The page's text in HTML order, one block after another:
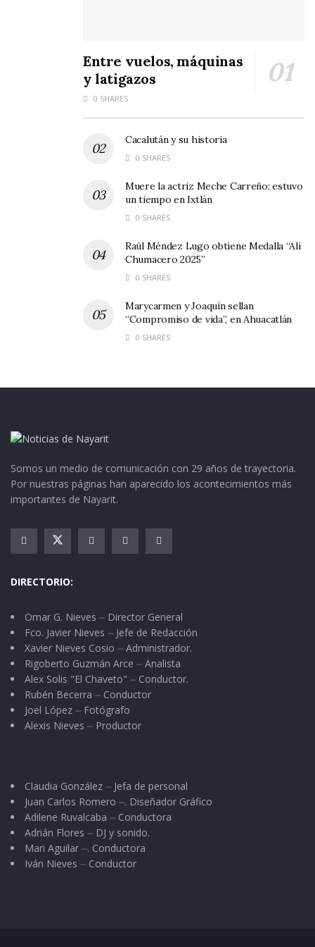
Tablas de Valores Unitarios de Suelo y
Construcciones para el municipio de Huajicori y
Santiago Ixcuintla.
Congreso Nayarit
Entre vuelos, máquinas
y latigazos
0 SHARES
Cacalután y su historia
0 SHARES
Muere la actriz Meche Carreño; estuvo
un tiempo en Ixtlán
0 SHARES
Raúl Méndez Lugo obtiene Medalla “Alí
Chumacero 2025”
0 SHARES
Marycarmen y Joaquín sellan
“Compromiso de vida”, en Ahuacatlán
0 SHARES
Somos un medio de comunicación con 29 años de trayectoria.
Por nuestras páginas han aparecido los acontecimientos más
importantes de Nayarit.
DIRECTORIO:
Omar G. Nieves ⏤ Director General
Fco. Javier Nieves ⏤ Jefe de Redacción
Xavier Nieves Cosio ⏤ Administrador.
Rigoberto Guzmán Arce ⏤ Analista
Alex Solis "El Chaveto" ⏤ Conductor.
Rubén Becerra ⏤ Conductor
Joel López ⏤ Fotógrafo
Alexis Nieves ⏤ Productor
Claudia González ⏤ Jefa de personal
Juan Carlos Romero ⏤. Diseñador Gráfico
Adilene Ruvalcaba ⏤ Conductora
Adrián Flores ⏤ DJ y sonido.
Mari Aguilar ⏤. Conductora
Iván Nieves ⏤ Conductor